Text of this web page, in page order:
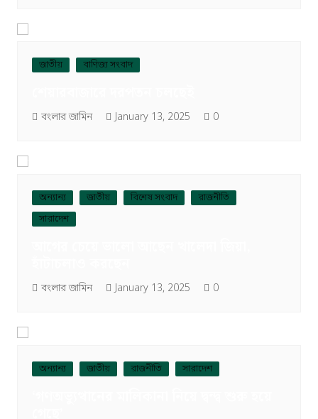
জাতীয় বাণিজ্য সংবাদ
বংলার জামিন January 13, 2025 0
অন্যান্য জাতীয় বিশেষ সংবাদ
রাজনীতি
সারাদেশ
বংলার জামিন January 13, 2025 0
অন্যান্য জাতীয় রাজনীতি সারাদেশ